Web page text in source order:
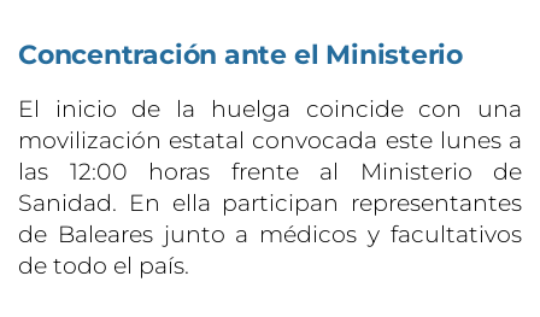
Concentración ante el Ministerio
El inicio de la huelga coincide con una
movilización estatal convocada este lunes a
las 12:00 horas frente al Ministerio de
Sanidad. En ella participan representantes
de Baleares junto a médicos y facultativos
de todo el país.